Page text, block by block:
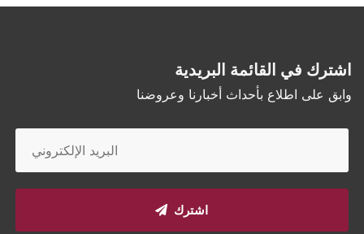
اشترك في القائمة البريدية
وابق على اطلاع بأحداث أخبارنا وعروضنا
اشترك